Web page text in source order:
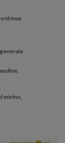
mirino,